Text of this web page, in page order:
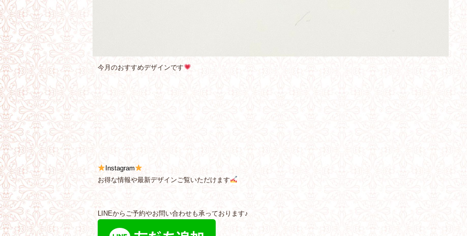
今月のおすすめデザインです
Instagram
お得な情報や最新デザインご覧いただけます
LINEからご予約やお問い合わせも承っております♪